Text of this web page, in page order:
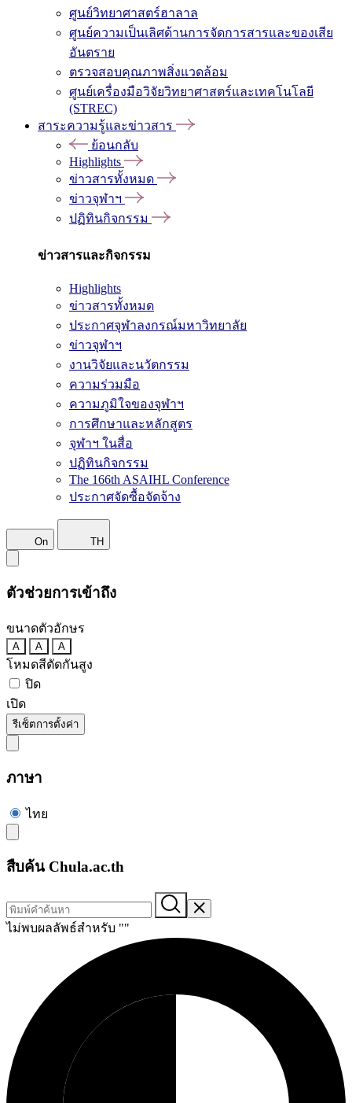
ศูนย์วิทยาศาสตร์ฮาลาล
ศูนย์ความเป็นเลิศด้านการจัดการสารและของเสีย
อันตราย
ตรวจสอบคุณภาพสิ่งแวดล้อม
ศูนย์เครื่องมือวิจัยวิทยาศาสตร์และเทคโนโลยี
(STREC)
สาระความรู้และข่าวสาร
ย้อนกลับ
Highlights
ข่าวสารทั้งหมด
ข่าวจุฬาฯ
ปฏิทินกิจกรรม
ข่าวสารและกิจกรรม
Highlights
ข่าวสารทั้งหมด
ประกาศจุฬาลงกรณ์มหาวิทยาลัย
ข่าวจุฬาฯ
งานวิจัยและนวัตกรรม
ความร่วมมือ
ความภูมิใจของจุฬาฯ
การศึกษาและหลักสูตร
จุฬาฯ ในสื่อ
ปฏิทินกิจกรรม
The 166th ASAIHL Conference
ประกาศจัดซื้อจัดจ้าง
On TH
ตัวช่วยการเข้าถึง
ขนาดตัวอักษร
A A A
โหมดสีตัดกันสูง
ปิด
เปิด
รีเซ็ตการตั้งค่า
ภาษา
ไทย
สืบค้น Chula.ac.th
ไม่พบผลลัพธ์สำหรับ ""